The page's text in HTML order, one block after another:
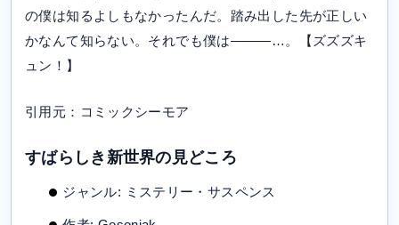
の僕は知るよしもなかったんだ。踏み出した先が正しい
かなんて知らない。それでも僕は―――…。【ズズズキ
ュン！】
引用元：コミックシーモア
すばらしき新世界の見どころ
ジャンル: ミステリー・サスペンス